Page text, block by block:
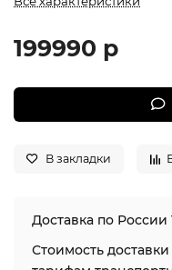
199990 р
В закладки
Доставка по России
Стоимость